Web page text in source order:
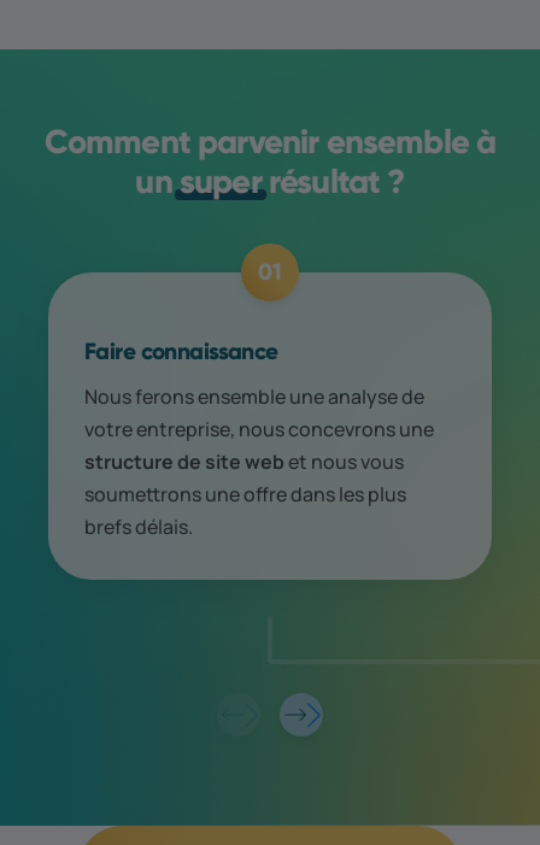
Comment parvenir ensemble à
unsuperrésultat ?
01
Faire connaissance
Nous ferons ensemble une analyse de
votre entreprise, nous concevrons une
structure de site webet nous vous
soumettrons une offre dans les plus
brefs délais.